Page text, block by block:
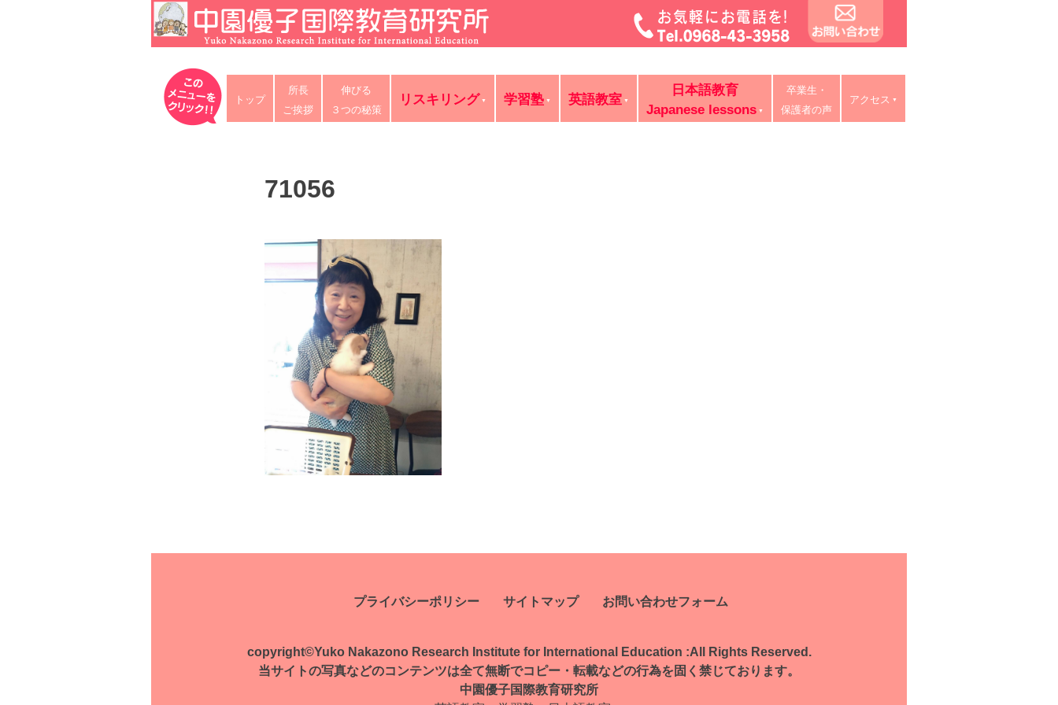
Skip
to
content
中園優子国際教育研究所
公式ホームページ、熊本県の山鹿・菊池・合志・植木で大評判の英語教室・学習塾・日本語教室・タイ語教室・リスキリング研修。中学・高校・大学受験に有利
な英語を中心に「合格請負人」と評判の講師が個別レッスン。ビジネス英語、企業研修。オンライン授業、出張講義、家庭教師も対応。
トップ
所長
ご挨拶
伸びる
３つの秘策
リスキリング 学習塾 英語教室
日本語教育
Japanese lessons
卒業生・
保護者の声
アクセス
71056
稿
ゲ
ー
プライバシーポリシー サイトマップ お問い合わせフォーム
copyright©Yuko Nakazono Research Institute for International Education :All Rights Reserved.
当サイトの写真などのコンテンツは全て無断でコピー・転載などの行為を固く禁じております。
中園優子国際教育研究所